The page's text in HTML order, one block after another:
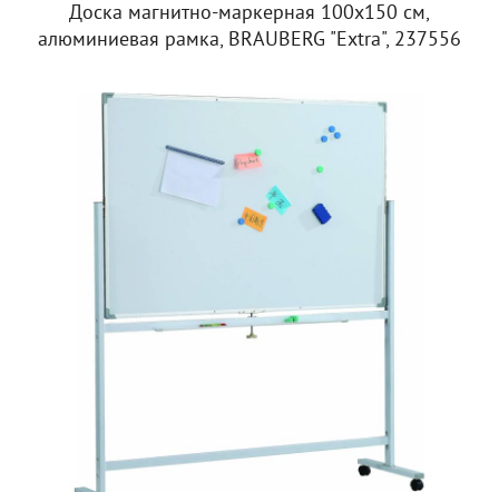
Доска магнитно-маркерная 100х150 см,
алюминиевая рамка, BRAUBERG "Extra", 237556